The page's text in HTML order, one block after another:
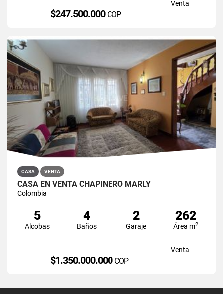
Venta
$247.500.000 COP
CASA VENTA
CASA EN VENTA CHAPINERO MARLY
Colombia
5
Alcobas
4
Baños
2
Garaje
262
Área m2
Venta
$1.350.000.000 COP